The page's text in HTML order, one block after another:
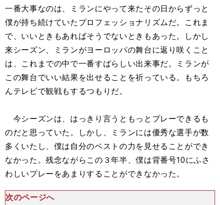
一番大事なのは、ミランにやって来たその日からずっと
僕が持ち続けていたプロフェッショナリズムだ。これま
で、いいときもあればそうでないときもあった。しかし
来シーズン、ミランがヨーロッパの舞台に返り咲くこと
は、これまでの中で一番すばらしい出来事だ。ミランが
この舞台でいい結果を出せることを祈っている。もちろ
んテレビで観戦もするつもりだ。
今シーズンは、はっきり言うともっとプレーできるも
のだと思っていた。しかし、ミランには優秀な選手が数
多くいたし、僕は自分のベストの力を見せることができ
なかった。残念ながらこの３年半、僕は背番号10にふさ
わしいプレーをあまりすることができなかった。
次のページへ